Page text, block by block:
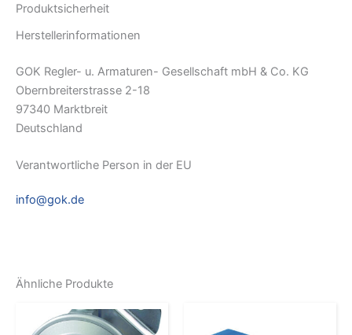
Produktsicherheit
Herstellerinformationen
GOK Regler- u. Armaturen- Gesellschaft mbH & Co. KG
Obernbreiterstrasse 2-18
97340 Marktbreit
Deutschland
Verantwortliche Person in der EU
info@gok.de
Ähnliche Produkte